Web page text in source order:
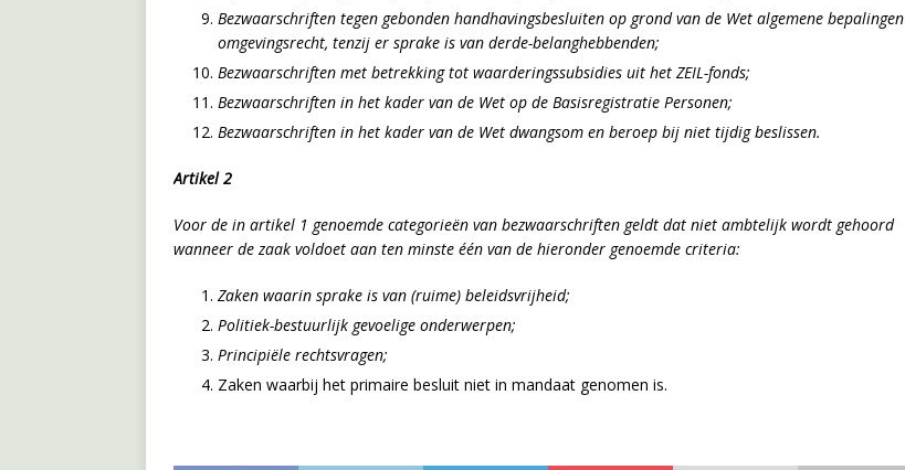
Bezwaarschriften tegen gebonden handhavingsbesluiten op grond van de Wet algemene bepalingen
omgevingsrecht, tenzij er sprake is van derde-belanghebbenden;
Bezwaarschriften met betrekking tot waarderingssubsidies uit het ZEIL-fonds;
Bezwaarschriften in het kader van de Wet op de Basisregistratie Personen;
Bezwaarschriften in het kader van de Wet dwangsom en beroep bij niet tijdig beslissen.
Artikel 2
Voor de in artikel 1 genoemde categorieën van bezwaarschriften geldt dat niet ambtelijk wordt gehoord
wanneer de zaak voldoet aan ten minste één van de hieronder genoemde criteria:
Zaken waarin sprake is van (ruime) beleidsvrijheid;
Politiek-bestuurlijk gevoelige onderwerpen;
Principiële rechtsvragen;
Zaken waarbij het primaire besluit niet in mandaat genomen is.